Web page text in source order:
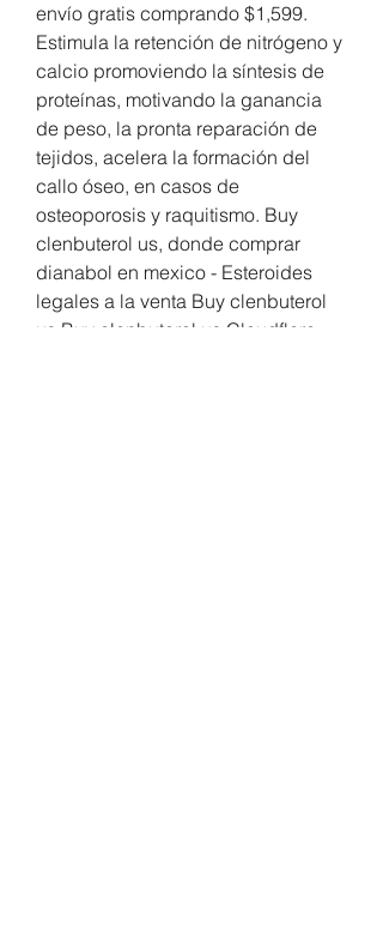
envío gratis comprando $1,599.
Estimula la retención de nitrógeno y
calcio promoviendo la síntesis de
proteínas, motivando la ganancia
de peso, la pronta reparación de
tejidos, acelera la formación del
callo óseo, en casos de
osteoporosis y raquitismo. Buy
clenbuterol us, donde comprar
dianabol en mexico - Esteroides
legales a la venta Buy clenbuterol
us Buy clenbuterol us Cloudflare